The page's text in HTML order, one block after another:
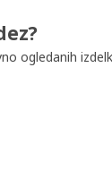
ogledanih